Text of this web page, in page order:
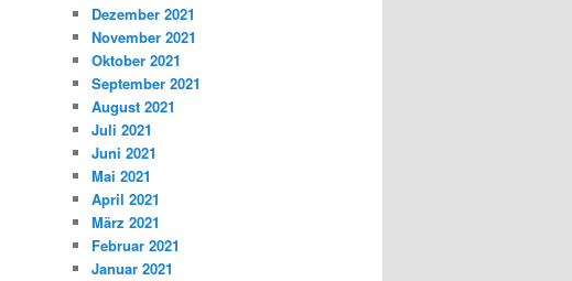
Dezember 2021
November 2021
Oktober 2021
September 2021
August 2021
Juli 2021
Juni 2021
Mai 2021
April 2021
März 2021
Februar 2021
Januar 2021